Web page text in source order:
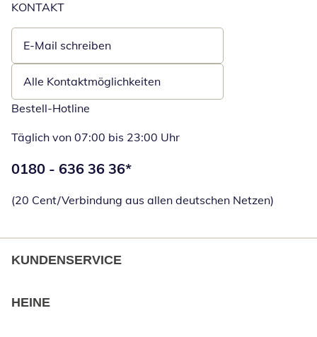
KONTAKT
E-Mail schreiben
Öffnet E-Mail-Client
Alle Kontaktmöglichkeiten
Bestell-Hotline
Täglich von 07:00 bis 23:00 Uhr
Telefonnummer:
0180 - 636 36 36*
(20 Cent/Verbindung aus allen deutschen Netzen)
KUNDENSERVICE
HEINE